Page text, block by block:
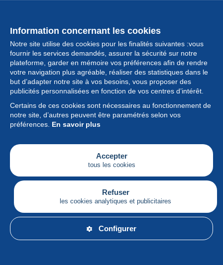
Information concernant les cookies
Notre site utilise des cookies pour les finalités suivantes :vous
fournir les services demandés, assurer la sécurité sur notre
plateforme, garder en mémoire vos préférences afin de rendre
votre navigation plus agréable, réaliser des statistiques dans le
but d’adapter notre site à vos besoins, vous proposer des
publicités personnalisées en fonction de vos centres d’intérêt.
Certains de ces cookies sont nécessaires au fonctionnement de
notre site, d’autres peuvent être paramétrés selon vos
préférences. En savoir plus
Accepter
tous les cookies
Refuser
les cookies analytiques et publicitaires
Configurer
Collection
Actualités
Fonctionnalités
Société
Services
Articles
Français